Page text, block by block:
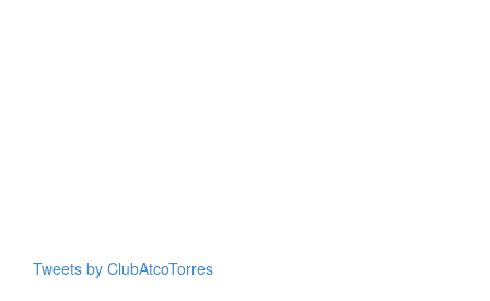
Tweets by ClubAtcoTorres